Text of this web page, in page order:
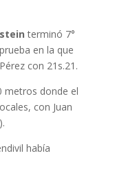
terminó 7°
en la que
con 21s.21.
metros donde el
con Juan
había